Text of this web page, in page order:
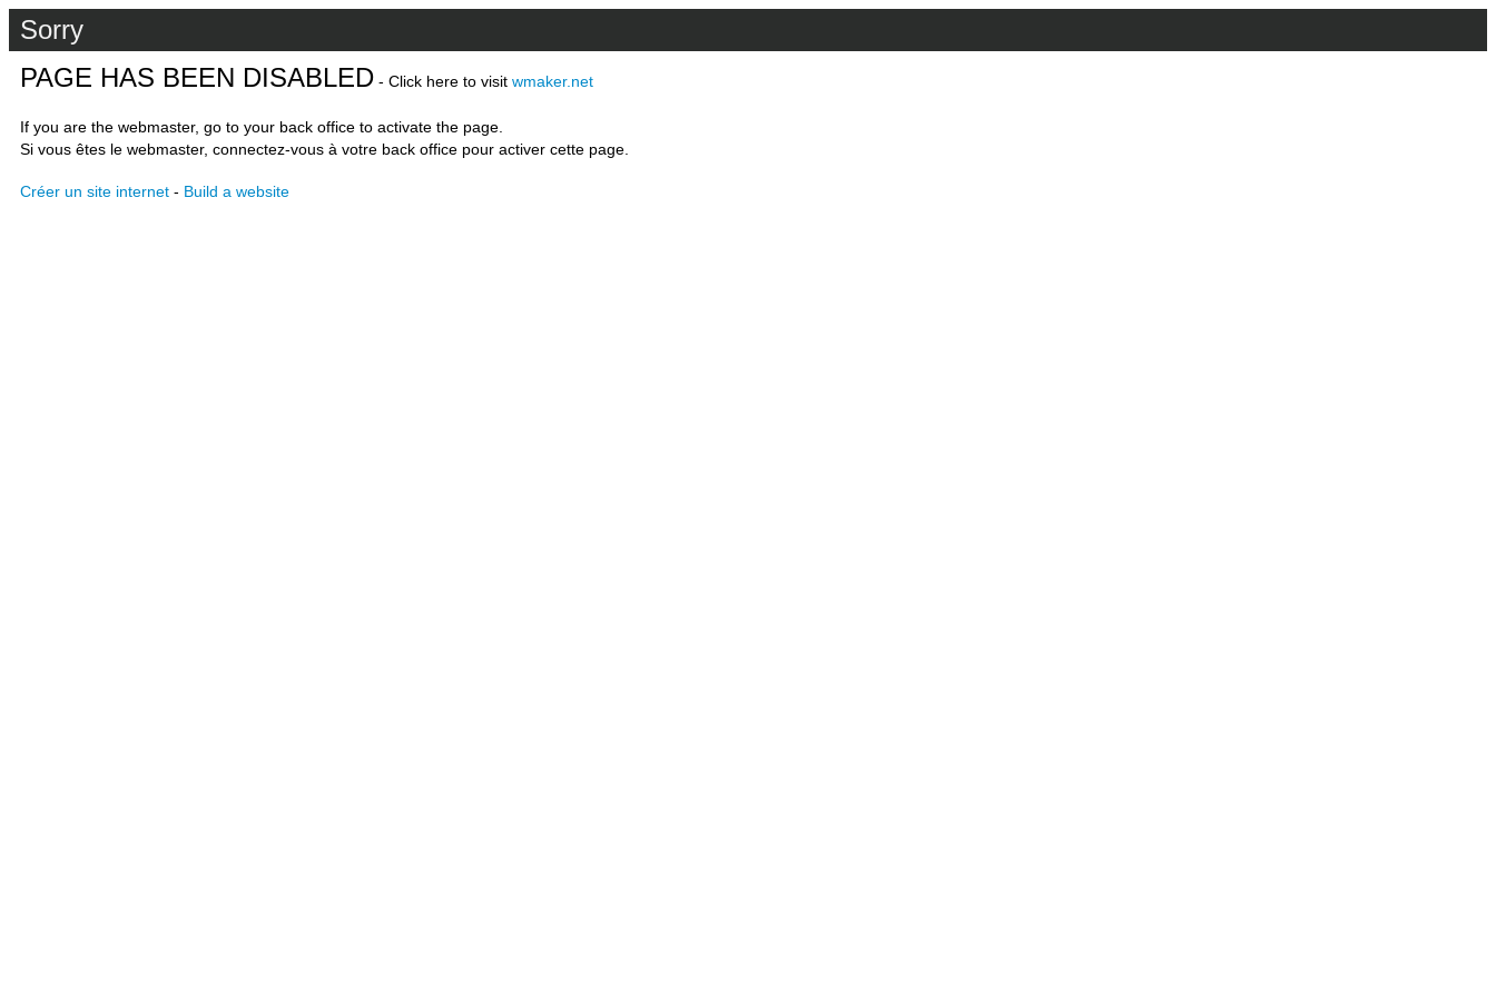
Sorry
PAGE HAS BEEN DISABLED - Click here to visit wmaker.net
If you are the webmaster, go to your back office to activate the page.
Si vous êtes le webmaster, connectez-vous à votre back office pour activer cette page.
Créer un site internet - Build a website